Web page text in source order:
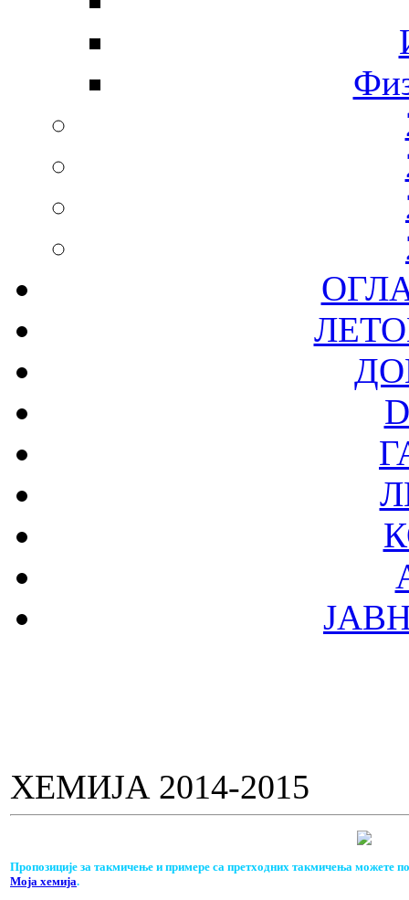
ХЕМИЈА 2014-2015
Пропозиције за такмичење и примере са претходних такмичења можете
Моја хемија.